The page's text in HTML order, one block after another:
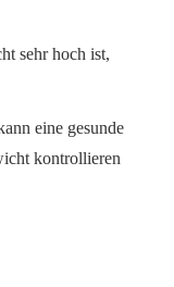
sehr hoch ist,
eine gesunde
kontrollieren